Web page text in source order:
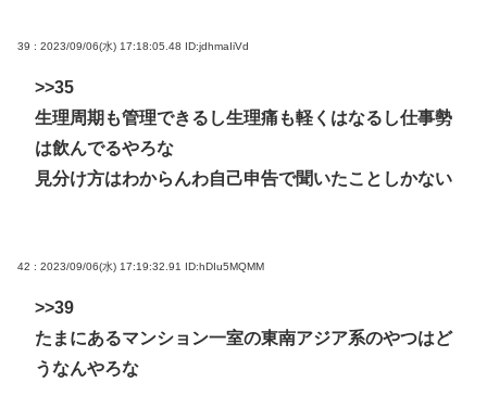
39 : 2023/09/06(水) 17:18:05.48 ID:jdhmaIiVd
>>35
生理周期も管理できるし生理痛も軽くはなるし仕事勢
は飲んでるやろな
見分け方はわからんわ自己申告で聞いたことしかない
42 : 2023/09/06(水) 17:19:32.91 ID:hDIu5MQMM
>>39
たまにあるマンション一室の東南アジア系のやつはど
うなんやろな